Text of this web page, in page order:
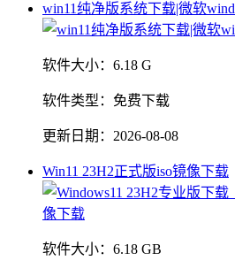
win11纯净版系统下载|微软
软件大小： 6.18 G
软件类型： 免费下载
更新日期： 2026-08-08
Win11 23H2正式版iso镜像下载
软件大小： 6.18 GB